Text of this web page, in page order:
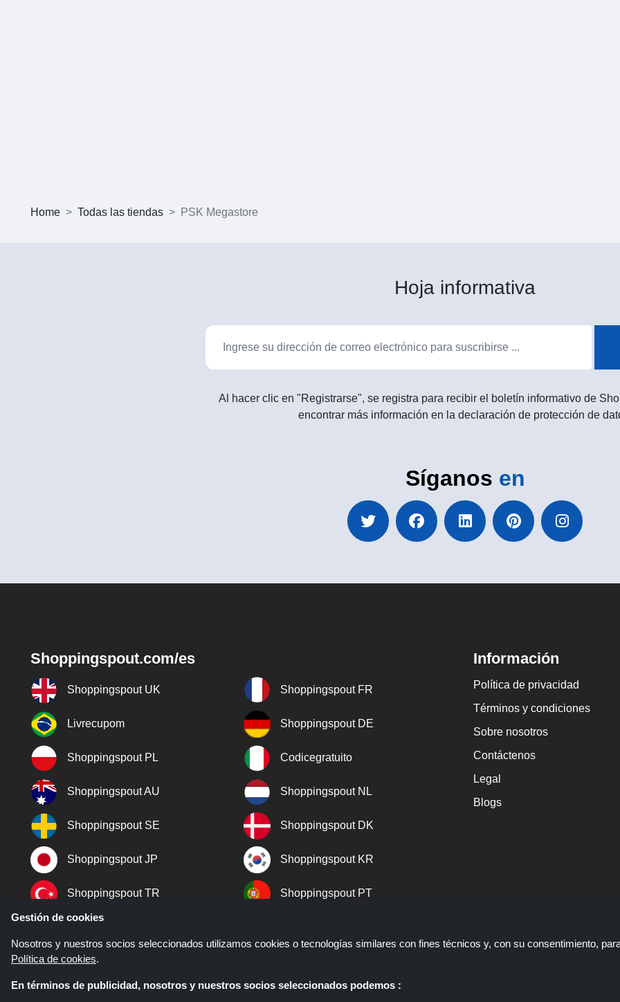
Home Todas las tiendas PSK Megastore
Hoja informativa
Al hacer clic en "Registrarse", se registra para recibir el boletín informativo de
encontrar más información en la declaración de protección de
Síganos en
Shoppingspout.com/es
Shoppingspout UK Shoppingspout FR
Livrecupom Shoppingspout DE
Shoppingspout PL Codicegratuito
Shoppingspout AU Shoppingspout NL
Shoppingspout SE Shoppingspout DK
Shoppingspout JP Shoppingspout KR
Shoppingspout TR Shoppingspout PT
Información
Política de privacidad
Términos y condiciones
Sobre nosotros
Contáctenos
Legal
Blogs
Gestión de cookies
Nosotros y nuestros socios seleccionados utilizamos cookies o tecnologías similares con fines técnicos y, con su consentimiento,
Política de cookies.
En términos de publicidad, nosotros y nuestros socios seleccionados podemos :